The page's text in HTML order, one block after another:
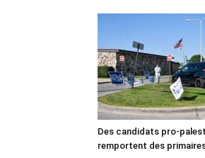
Des candidats pro-
remportent des